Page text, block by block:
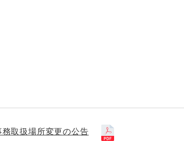
取扱場所変更の公告